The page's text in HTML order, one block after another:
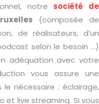
notre société de
(composée de
de réalisateurs, d’un
selon le besoin …)
adéquation avec votre
vous assure une
nécessaire : éclairage,
et live streaming. Si vous